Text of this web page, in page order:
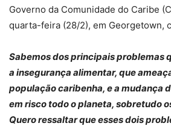
Governo da Comunidade do Caribe
quarta-feira (28/2), em Georgetown,
Sabemos dos principais problemas
a insegurança alimentar, que
população caribenha, e a mudança
em risco todo o planeta, sobretudo
Quero ressaltar que esses dois